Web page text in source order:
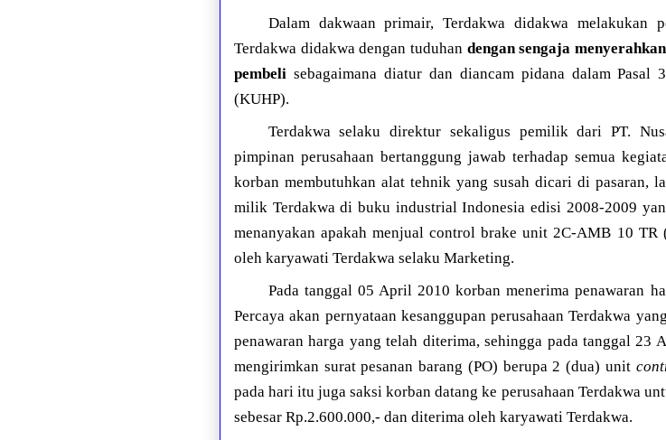
Dalam dakwaan primair, Terdakwa didakwa melakukan
Terdakwa didakwa dengan tuduhan dengan sengaja
pembeli sebagaimana diatur dan diancam pidana dalam
(KUHP).
Terdakwa selaku direktur sekaligus pemilik dari PT.
pimpinan perusahaan bertanggung jawab terhadap semua
korban membutuhkan alat tehnik yang susah dicari di pasaran,
milik Terdakwa di buku industrial Indonesia edisi 2008-2009
menanyakan apakah menjual control brake unit 2C-AMB 10
oleh karyawati Terdakwa selaku Marketing.
Pada tanggal 05 April 2010 korban menerima penawaran
Percaya akan pernyataan kesanggupan perusahaan Terdakwa
penawaran harga yang telah diterima, sehingga pada tanggal
mengirimkan surat pesanan barang (PO) berupa 2 (dua) unit
pada hari itu juga saksi korban datang ke perusahaan Terdakwa
sebesar Rp.2.600.000,- dan diterima oleh karyawati Terdakwa.